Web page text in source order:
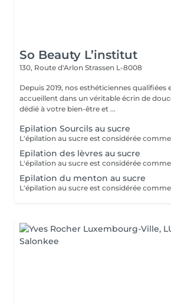
So Beauty L’institut
130, Route d'Arlon Strassen L-8008
Depuis 2019, nos esthéticiennes qualifiées
accueillent dans un véritable écrin de
dédié à votre bien-être et ...
Epilation Sourcils au sucre
Epilation des lèvres au sucre
Epilation du menton au sucre